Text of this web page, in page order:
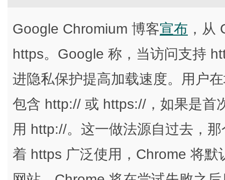
Google Chromium 博客宣布 ，从
https。Google 称，当访问支持
进隐私保护提高加载速度。用户
包含 http:// 或 https://，如果是首
用 http://。这一做法源自过去，
着 https 广泛使用，Chrome 将